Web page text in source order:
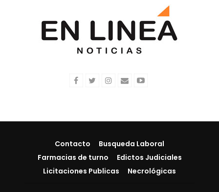
Contacto
Busqueda Laboral
Farmacias de turno
Edictos Judiciales
Licitaciones Publicas
Necrológicas